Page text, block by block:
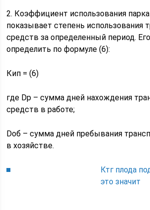
2. Коэффициент использования
показывает степень использования
средств за определенный период.
определить по формуле (6):
Кип = (6)
где Dр – сумма дней нахождения
средств в работе;
Dоб – сумма дней пребывания
в хозяйстве.
Ктг плода
это значит